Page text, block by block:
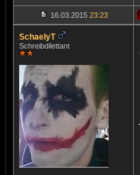
16.03.2015 23:23
SchaelyT
Schreibdilettant